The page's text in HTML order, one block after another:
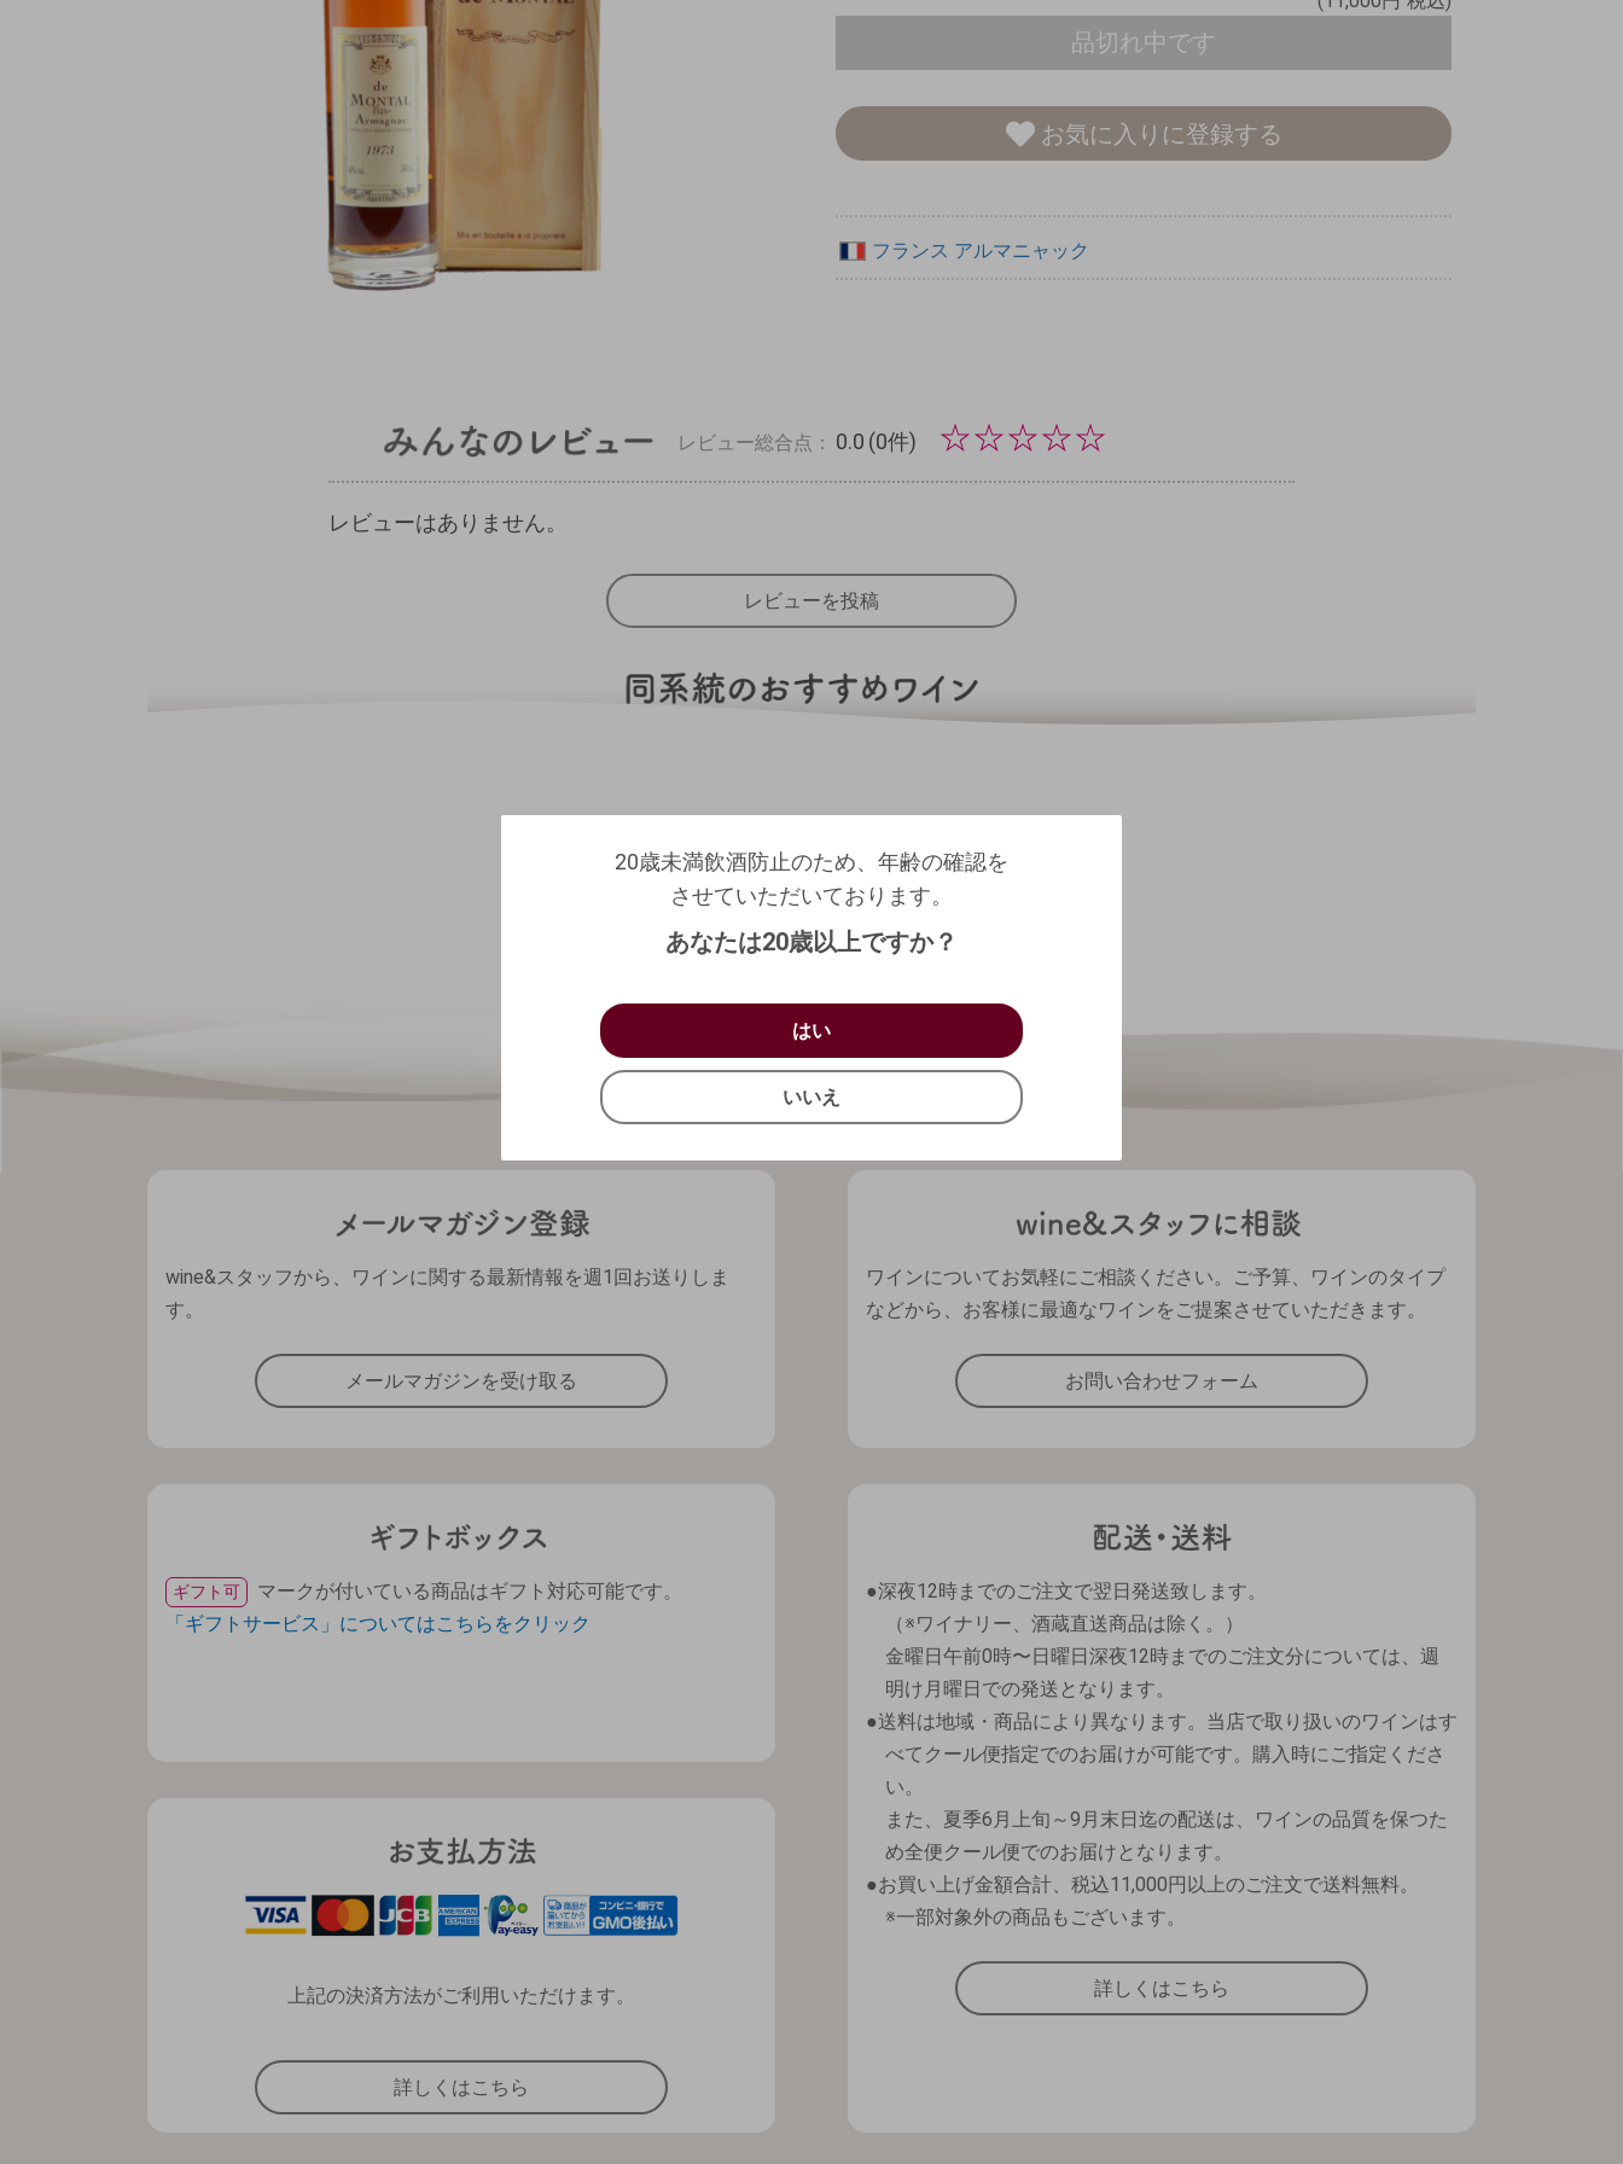
品切れ中です
お買い物を続ける カートへ進む
お気に入りに登録する
フランス アルマニャック
レビュー総合点： 0.0 (0件) ☆☆☆☆☆
レビューはありません。
レビューを投稿
wine&スタッフから、ワインに関する最新情報を週1回お送りしま
す。
メールマガジンを受け取る
ワインについてお気軽にご相談ください。ご予算、ワインのタイプ
などから、お客様に最適なワインをご提案させていただきます。
お問い合わせフォーム
ギフト可
マークが付いている商品はギフト対応可能です。
「ギフトサービス」についてはこちらをクリック
上記の決済方法がご利用いただけます。
詳しくはこちら
深夜12時までのご注文で翌日発送致します。
（※ワイナリー、酒蔵直送商品は除く。）
金曜日午前0時〜日曜日深夜12時までのご注文分については、週
明け月曜日での発送となります。
送料は地域・商品により異なります。当店で取り扱いのワインはす
べてクール便指定でのお届けが可能です。購入時にご指定くださ
い。
また、夏季6月上旬～9月末日迄の配送は、ワインの品質を保つた
め全便クール便でのお届けとなります。
お買い上げ金額合計、税込11,000円以上のご注文で送料無料。
※一部対象外の商品もございます。
詳しくはこちら
20歳未満飲酒防止のため、年齢の確認を
させていただいております。
あなたは20歳以上ですか？
はい
いいえ
20歳未満飲酒防止のため、年齢の確認を
させていただいております。
生年月日を入力してください。
確認する
キャンセル
ログアウトします。よろしいですか？
（自動ログインの設定も解除されます。）
はい
いいえ